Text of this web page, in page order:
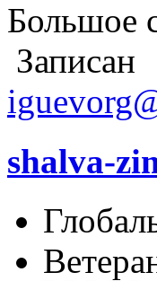
Большое
Записан
shalva-